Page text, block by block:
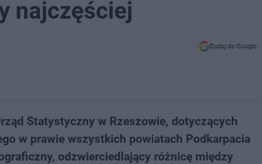
najczęściej
Dodaj do Google
Statystyczny w Rzeszowie, dotyczących
w prawie wszystkich powiatach Podkarpacia
odzwierciedlający różnicę między